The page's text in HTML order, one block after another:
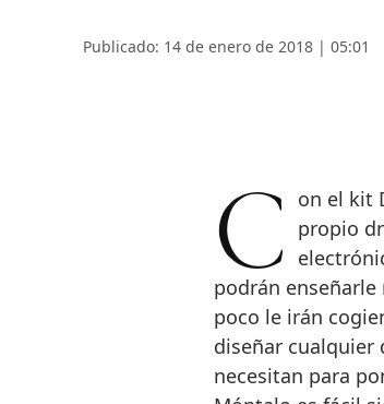
Publicado: 14 de enero de 2018 | 05:01
Con el kit Droid Inventor de littleBits, tus hijos podrán crear su
propio
podrán enseñarle
poco le irán
diseñar cualquier
necesitan para